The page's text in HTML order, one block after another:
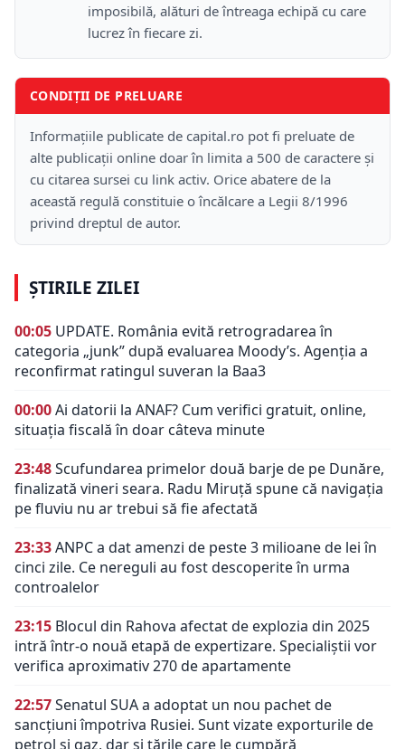
imposibilă, alături de întreaga echipă cu care
lucrez în fiecare zi.
CONDIȚII DE PRELUARE
Informațiile publicate de capital.ro pot fi preluate de
alte publicații online doar în limita a 500 de caractere și
cu citarea sursei cu link activ. Orice abatere de la
această regulă constituie o încălcare a Legii 8/1996
privind dreptul de autor.
ȘTIRILE ZILEI
00:05 UPDATE. România evită retrogradarea în
categoria „junk” după evaluarea Moody’s. Agenția a
reconfirmat ratingul suveran la Baa3
00:00Ai datorii la ANAF? Cum verifici gratuit, online,
situația fiscală în doar câteva minute
23:48Scufundarea primelor două barje de pe Dunăre,
finalizată vineri seara. Radu Miruță spune că navigația
pe fluviu nu ar trebui să fie afectată
23:33ANPC a dat amenzi de peste 3 milioane de lei în
cinci zile. Ce nereguli au fost descoperite în urma
controalelor
23:15 Blocul din Rahova afectat de explozia din 2025
intră într-o nouă etapă de expertizare. Specialiștii vor
verifica aproximativ 270 de apartamente
22:57Senatul SUA a adoptat un nou pachet de
sancțiuni împotriva Rusiei. Sunt vizate exporturile de
petrol și gaz, dar și țările care le cumpără